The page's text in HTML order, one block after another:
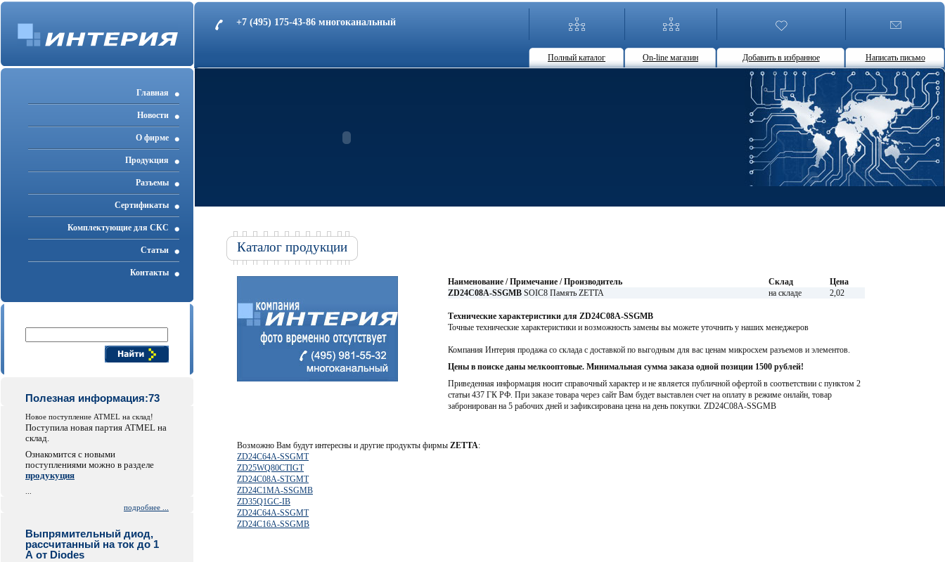
+7 (495) 175-43-86 многоканальный
Полный каталог On-line магазин Добавить в избранное Написать письмо
Главная
Новости
О фирме
Продукция
Разъемы
Cертификаты
Комплектующие для СКС
Статьи
Контакты
Полезная информация:73
Новое поступление ATMEL на склад!
Поступила новая партия ATMEL на
склад.
Ознакомится с новыми
поступлениями можно в разделе
продукуция
подробнее ...
Выпрямительный диод,
рассчитанный на ток до 1
А от Diodes
Каталог продукции
Наименование / Примечание / Производитель Склад
Цена
ZD24C08A-SSGMB SOIC8 Память ZETTA на складе 2,02
Технические характеристики для ZD24C08A-SSGMB
Точные технические характеристики и возможность замены вы можете уточнить у наших менеджеров
Компания Интерия продажа со склада с доставкой по выгодным для вас ценам микросхем разъемов и элементов.
Цены в поиске даны мелкооптовые. Минимальная сумма заказа одной позиции 1500 рублей!
Приведенная информация носит справочный характер и не является публичной офертой в соответствии с пунктом 2
статьи 437 ГК РФ. При заказе товара через сайт Вам будет выставлен счет на оплату в режиме онлайн, товар
забронирован на 5 рабочих дней и зафиксирована цена на день покупки. ZD24C08A-SSGMB
Возможно Вам будут интересны и другие продукты фирмы ZETTA:
ZD24C64A-SSGMT
ZD25WQ80CTIGT
ZD24C08A-STGMT
ZD24C1MA-SSGMB
ZD35Q1GC-IB
ZD24C64A-SSGMT
ZD24C16A-SSGMB